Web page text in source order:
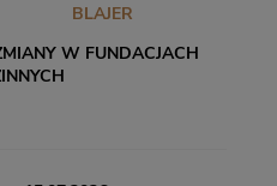
BLAJER
W FUNDACJACH